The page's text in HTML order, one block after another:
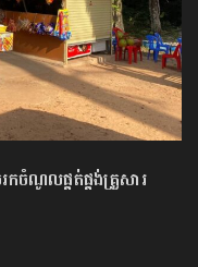
កចំណូលផ្គត់ផ្គង់គ្រួសារ